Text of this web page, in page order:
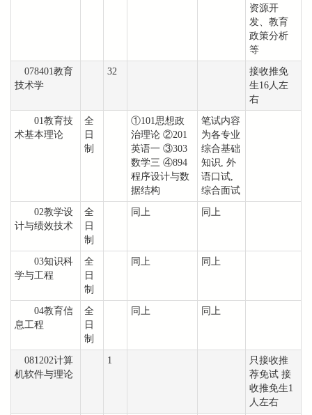
资源开
发、教育
政策分析
等
078401教育
技术学
32
接收推免
生16人左
右
01教育技
术基本理论
全
日
制
①101思想政
治理论 ②201
英语一 ③303
数学三 ④894
程序设计与数
据结构
笔试内容
为各专业
综合基础
知识, 外
语口试,
综合面试
02教学设
计与绩效技术
全
日
制
同上 同上
03知识科
学与工程
全
日
制
同上 同上
04教育信
息工程
全
日
制
同上 同上
081202计算
机软件与理论
1
只接收推
荐免试 接
收推免生1
人左右